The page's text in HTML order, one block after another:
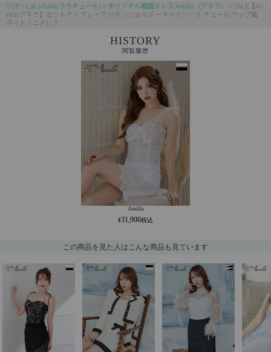
TOP LaLaTulle(ララチュール) オリジナル韓国ドレス Anella（アネラ）
SALE【An
ella/アネラ】セットアップ レース リボンショルダー キャミソール チュール ラップ風
タイトミニドレス
HISTORY
閲覧履歴
Anella
31,900
この商品を見た人はこんな商品も見ています